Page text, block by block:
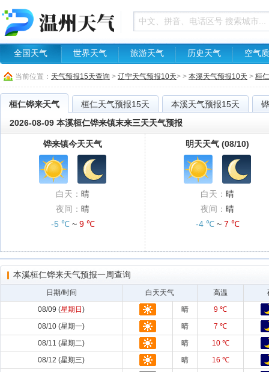
全国天气 世界天气 旅游天气 历史天气 空气
当前位置： 天气预报15天查询 > 辽宁天气预报10天> > 本溪天气预报10天 > 桓
桓仁铧来天气 桓仁天气预报15天 本溪天气预报15天
2026-08-09 本溪桓仁铧来镇末来三天天气预报
铧来镇今天天气
白天： 晴
夜间： 晴
-5 ℃~ 9 ℃
明天天气 (08/10)
白天： 晴
夜间： 晴
-4 ℃~ 7 ℃
本溪桓仁铧来天气预报一周查询
日期/时间 白天天气 高温
08/09 (星期日 ) 晴
9 ℃
08/10 (星期一)
晴
7 ℃
08/11 (星期二)
晴
10 ℃
08/12 (星期三)
晴
16 ℃